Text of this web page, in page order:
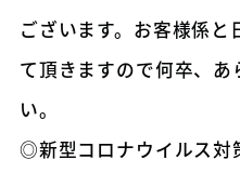
ございます。お客様係
て頂きますので何卒、
い。
◎新型コロナウイルス対